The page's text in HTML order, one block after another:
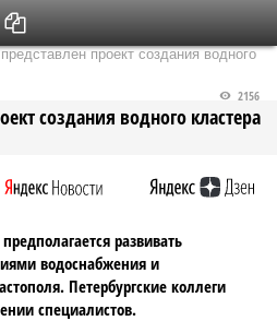
Неве
проект создания водного
создания водного кластера
2156
развивать
водоснабжения и
Петербургские коллеги
специалистов.